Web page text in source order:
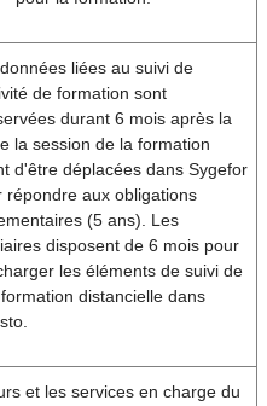
liées au suivi de
de formation sont
durant 6 mois après la
la session de la formation
d'être déplacées dans Sygefor
répondre aux obligations
(5 ans). Les
disposent de 6 mois pour
les éléments de suivi de
distancielle dans
et les services en charge du